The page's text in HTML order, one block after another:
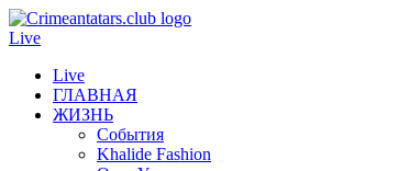
Live
Live
ГЛАВНАЯ
ЖИЗНЬ
События
Khalide Fashion